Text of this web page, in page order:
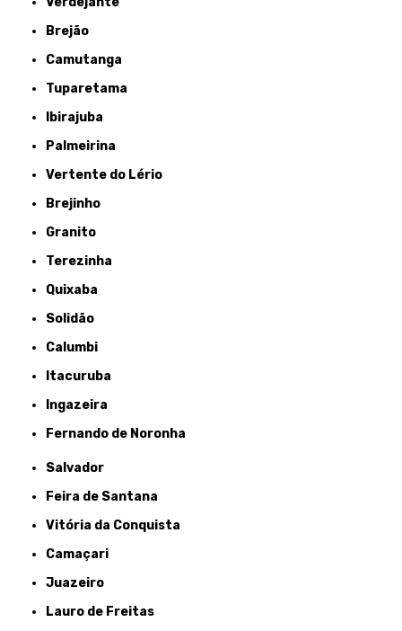
Brejão
Camutanga
Tuparetama
Ibirajuba
Palmeirina
Vertente do Lério
Brejinho
Granito
Terezinha
Quixaba
Solidão
Calumbi
Itacuruba
Ingazeira
Fernando de Noronha
Salvador
Feira de Santana
Vitória da Conquista
Camaçari
Juazeiro
Lauro de Freitas